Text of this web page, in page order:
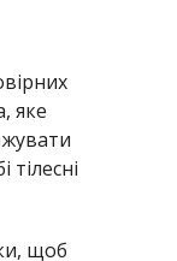
яке
тілесні
щоб